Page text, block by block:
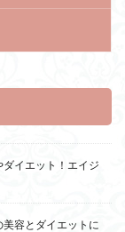
イエット！エイジ
容とダイエットに